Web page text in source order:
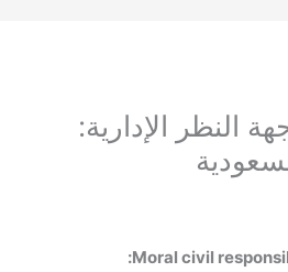
النظر الإدارية:
Moral civil